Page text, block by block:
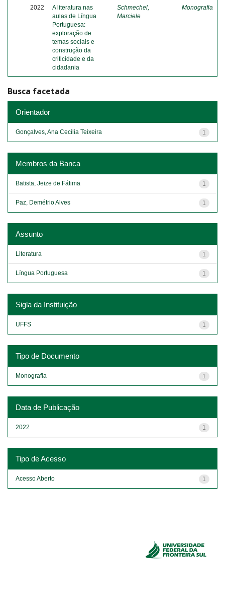
2022
A literatura nas
aulas de Língua
Portuguesa:
exploração de
temas sociais e
construção da
criticidade e da
cidadania
Schmechel,
Marciele
Monografia
Busca facetada
Orientador
1
Gonçalves, Ana Cecilia Teixeira
Membros da Banca
1
Batista, Jeize de Fátima
1
Paz, Demétrio Alves
Assunto
1
Literatura
1
Língua Portuguesa
Sigla da Instituição
1
UFFS
Tipo de Documento
1
Monografia
Data de Publicação
1
2022
Tipo de Acesso
1
Acesso Aberto